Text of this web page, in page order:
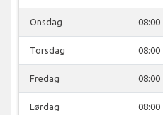
Onsdag 08:00
Torsdag 08:00
Fredag 08:00
Lørdag 08:00